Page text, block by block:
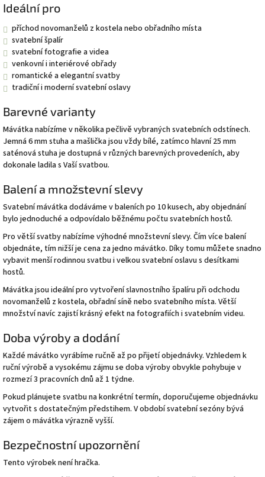
Ideální pro
příchod novomanželů z kostela nebo obřadního místa
svatební špalír
svatební fotografie a videa
venkovní i interiérové obřady
romantické a elegantní svatby
tradiční i moderní svatební oslavy
Barevné varianty
Mávátka nabízíme v několika pečlivě vybraných svatebních odstínech.
Jemná 6 mm stuha a mašlička jsou vždy bílé, zatímco hlavní 25 mm
saténová stuha je dostupná v různých barevných provedeních, aby
dokonale ladila s Vaší svatbou.
Balení a množstevní slevy
Svatební mávátka dodáváme v baleních po 10 kusech, aby objednání
bylo jednoduché a odpovídalo běžnému počtu svatebních hostů.
Pro větší svatby nabízíme výhodné množstevní slevy. Čím více balení
objednáte, tím nižší je cena za jedno mávátko. Díky tomu můžete snadno
vybavit menší rodinnou svatbu i velkou svatební oslavu s desítkami
hostů.
Mávátka jsou ideální pro vytvoření slavnostního špalíru při odchodu
novomanželů z kostela, obřadní síně nebo svatebního místa. Větší
množství navíc zajistí krásný efekt na fotografiích i svatebním videu.
Doba výroby a dodání
Každé mávátko vyrábíme ručně až po přijetí objednávky. Vzhledem k
ruční výrobě a vysokému zájmu se doba výroby obvykle pohybuje v
rozmezí 3 pracovních dnů až 1 týdne.
Pokud plánujete svatbu na konkrétní termín, doporučujeme objednávku
vytvořit s dostatečným předstihem. V období svatební sezóny bývá
zájem o mávátka výrazně vyšší.
Bezpečnostní upozornění
Tento výrobek není hračka.